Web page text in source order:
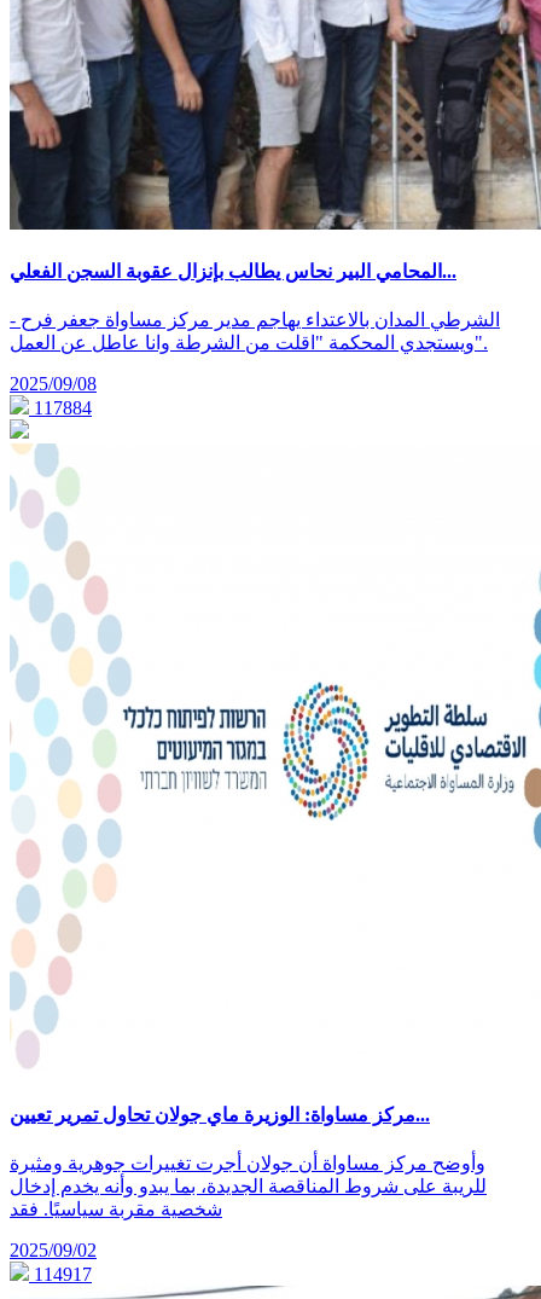
المحامي البير نحاس يطالب بإنزال عقوبة السجن الفعلي...
- الشرطي المدان بالاعتداء يهاجم مدير مركز مساواة جعفر فرح
ويستجدي المحكمة "اقلت من الشرطة وانا عاطل عن العمل".
2025/09/08
117884
مركز مساواة: الوزيرة ماي جولان تحاول تمرير تعيين...
وأوضح مركز مساواة أن جولان أجرت تغييرات جوهرية ومثيرة
للريبة على شروط المناقصة الجديدة، بما يبدو وأنه يخدم إدخال
شخصية مقربة سياسيًا. فقد
2025/09/02
114917